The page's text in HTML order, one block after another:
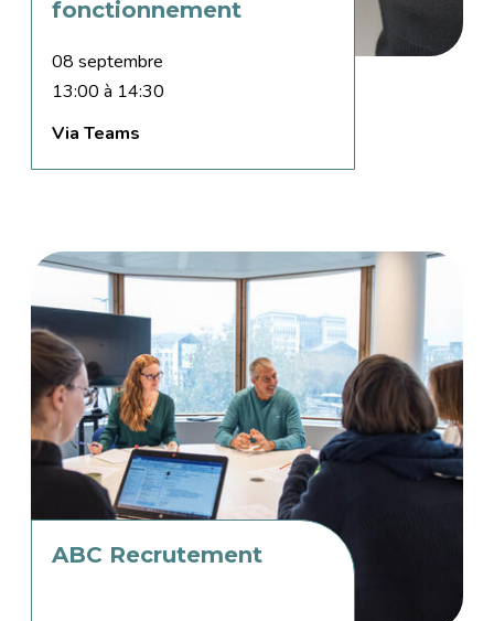
fonctionnement
08 septembre
13:00 à 14:30
Via Teams
Image
ABC Recrutement